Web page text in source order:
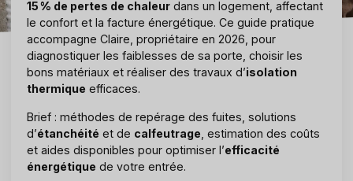
15 % de pertes de chaleur dans un logement, affectant
le confort et la facture énergétique. Ce guide pratique
accompagne Claire, propriétaire en 2026, pour
diagnostiquer les faiblesses de sa porte, choisir les
bons matériaux et réaliser des travaux d’isolation
thermique efficaces.
Brief : méthodes de repérage des fuites, solutions
d’étanchéité et de calfeutrage , estimation des coûts
et aides disponibles pour optimiser l’efficacité
énergétique de votre entrée.